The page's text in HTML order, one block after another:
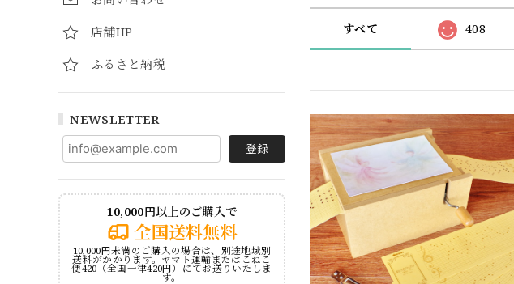
店舗HP
ふるさと納税
NEWSLETTER
登録
10,000円以上のご購入で
全国送料無料
10,000円未満のご購入の場合は、別途地域別
送料がかかります。ヤマト運輸またはこねこ
便420（全国一律420円）にてお送りいたしま
す。
すべて 408